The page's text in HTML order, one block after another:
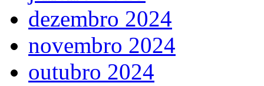
dezembro 2024
novembro 2024
outubro 2024